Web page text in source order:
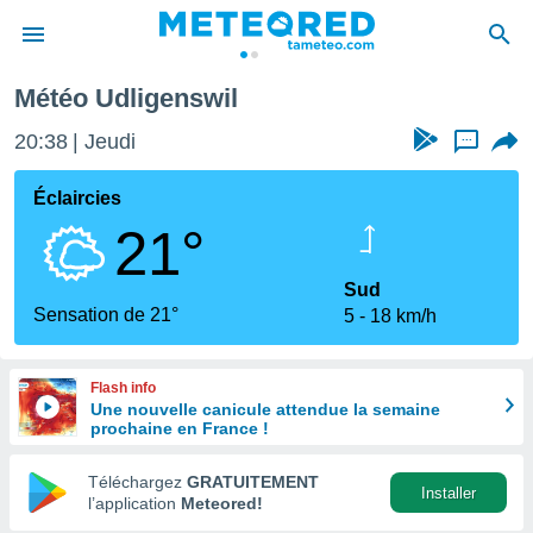
de
en
Météo Udligenswil
20:38 Jeudi ...
Éclaircies
21°
Sensation de 21°
Sud
5
18 km/h
Flash info
Une nouvelle canicule attendue la semaine
prochaine en France !
Téléchargez GRATUITEMENT
l’application Meteored!
Installer